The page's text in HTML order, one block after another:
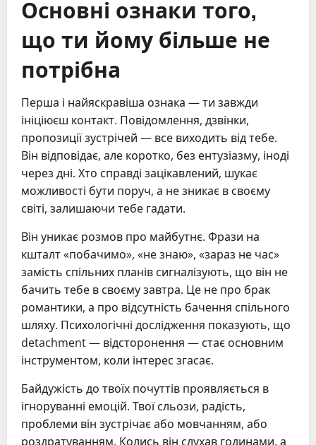
Основні ознаки того,
що ти йому більше не
потрібна
Перша і найяскравіша ознака — ти завжди
ініціюєш контакт. Повідомлення, дзвінки,
пропозиції зустрічей — все виходить від тебе.
Він відповідає, але коротко, без ентузіазму, іноді
через дні. Хто справді зацікавлений, шукає
можливості бути поруч, а не зникає в своєму
світі, залишаючи тебе гадати.
Він уникає розмов про майбутнє. Фрази на
кшталт «побачимо», «не знаю», «зараз не час»
замість спільних планів сигналізують, що він не
бачить тебе в своєму завтра. Це не про брак
романтики, а про відсутність бачення спільного
шляху. Психологічні дослідження показують, що
detachment — відсторонення — стає основним
інструментом, коли інтерес згасає.
Байдужість до твоїх почуттів проявляється в
ігноруванні емоцій. Твої сльози, радість,
проблеми він зустрічає або мовчанням, або
роздратуванням. Колись він слухав годинами, а